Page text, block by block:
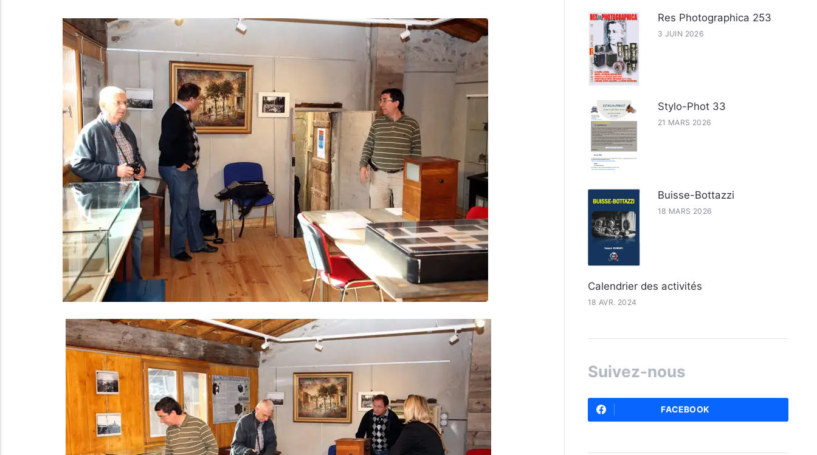
Res Photographica 253
3 JUIN 2026
Stylo-Phot 33
21 MARS 2026
Buisse-Bottazzi
18 MARS 2026
Calendrier des activités
18 AVR. 2024
Suivez-nous
FACEBOOK